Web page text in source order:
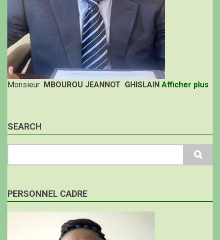
Monsieur MBOUROU JEANNOT GHISLAIN Afficher plus
SEARCH
PERSONNEL CADRE